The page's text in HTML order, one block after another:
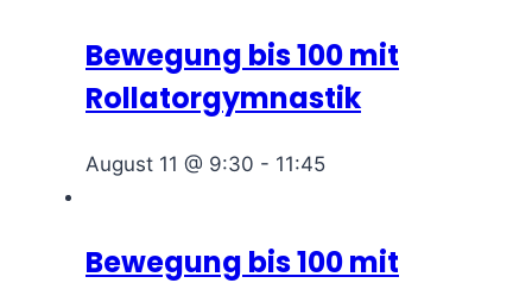
Bewegung bis 100 mit
Rollatorgymnastik
August 11 @ 9:30 - 11:45
Bewegung bis 100 mit